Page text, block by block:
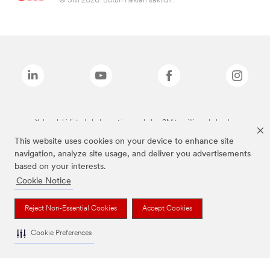
This website uses cookies on your device to enhance site
navigation, analyze site usage, and deliver you advertisements
based on your interests.
Cookie Notice
Reject Non-Essential Cookies Accept Cookies
Cookie Preferences
Yukarıdaki listede bulunan tüm markalar, 3M tescilli markalarıdır.